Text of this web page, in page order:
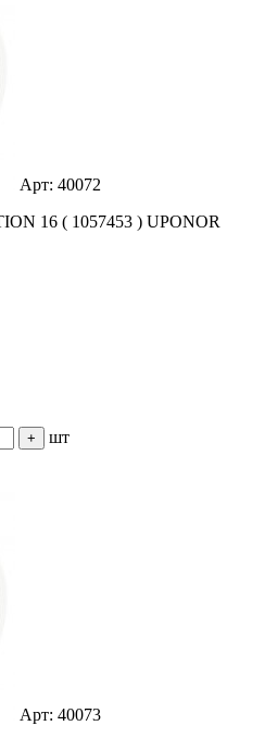
Арт: 40072
16 ( 1057453 ) UPONOR
+ шт
Арт: 40073